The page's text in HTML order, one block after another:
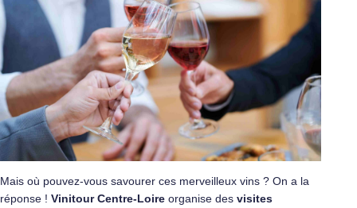
Mais où pouvez-vous savourer ces merveilleux vins ? On a la
réponse ! Vinitour Centre-Loire organise des visites